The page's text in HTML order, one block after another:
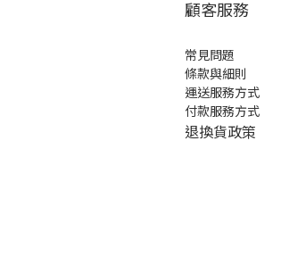
顧客服務
常見問題
條款與細則
運送服務方式
付款服務方式
退換貨政策